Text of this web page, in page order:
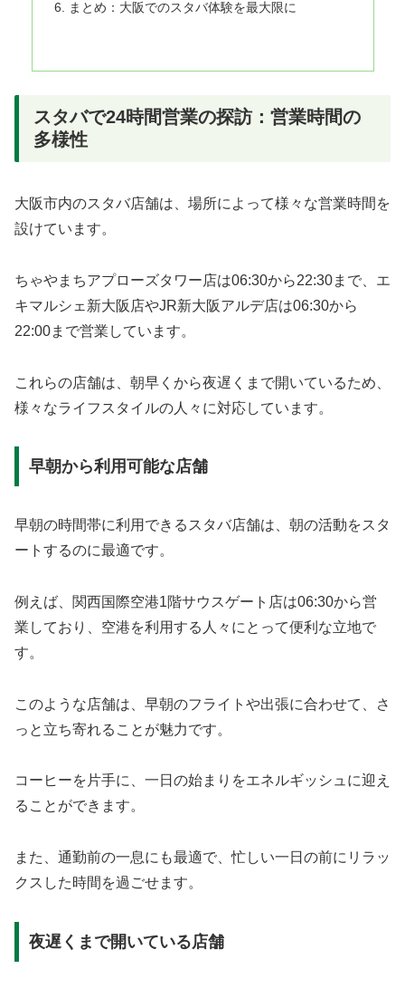
まとめ：大阪でのスタバ体験を最大限に
スタバで24時間営業の探訪：営業時間の
多様性
大阪市内のスタバ店舗は、場所によって様々な営業時間を
設けています。
ちゃやまちアプローズタワー店は06:30から22:30まで、エ
キマルシェ新大阪店やJR新大阪アルデ店は06:30から
22:00まで営業しています。
これらの店舗は、朝早くから夜遅くまで開いているため、
様々なライフスタイルの人々に対応しています。
早朝から利用可能な店舗
早朝の時間帯に利用できるスタバ店舗は、朝の活動をスタ
ートするのに最適です。
例えば、関西国際空港1階サウスゲート店は06:30から営
業しており、空港を利用する人々にとって便利な立地で
す。
このような店舗は、早朝のフライトや出張に合わせて、さ
っと立ち寄れることが魅力です。
コーヒーを片手に、一日の始まりをエネルギッシュに迎え
ることができます。
また、通勤前の一息にも最適で、忙しい一日の前にリラッ
クスした時間を過ごせます。
夜遅くまで開いている店舗